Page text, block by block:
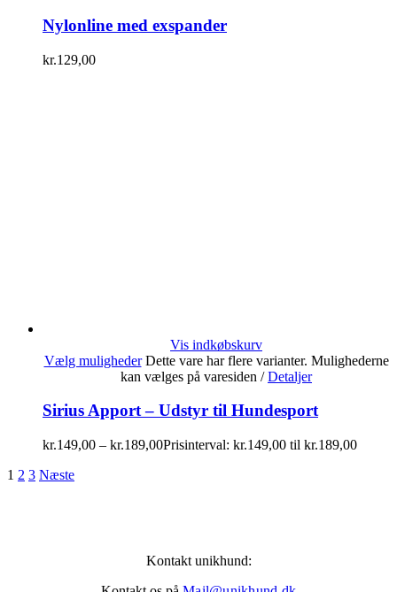
Nylonline med exspander
kr.129,00
Vis indkøbskurv
Vælg muligheder Dette vare har flere varianter. Mulighederne
kan vælges på varesiden / Detaljer
Sirius Apport – Udstyr til Hundesport
kr.149,00 – kr.189,00Prisinterval: kr.149,00 til kr.189,00
1 2 3 Næste
Kontakt unikhund: